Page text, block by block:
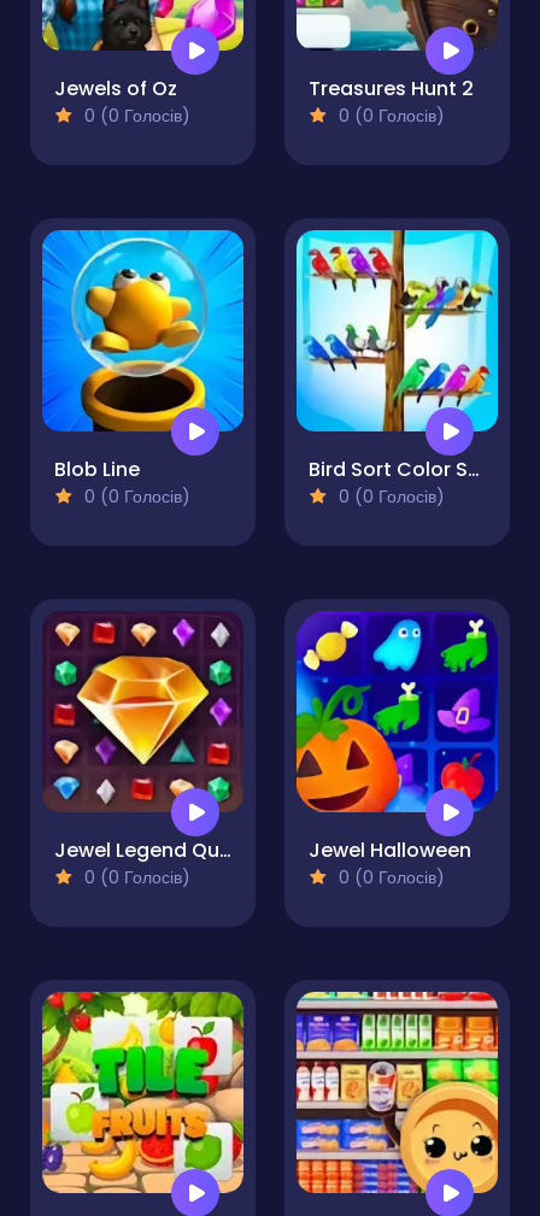
Jewels of Oz
0 (0 Голосів)
Treasures Hunt 2
0 (0 Голосів)
Blob Line
0 (0 Голосів)
Bird Sort Color Sorting
0 (0 Голосів)
Jewel Legend Quest
0 (0 Голосів)
Jewel Halloween
0 (0 Голосів)